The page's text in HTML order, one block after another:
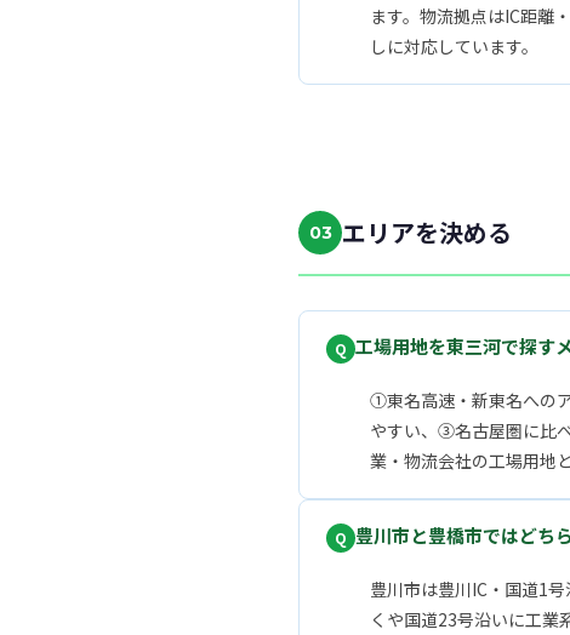
ます。物流拠点はIC距離
しに対応しています。
03 エリアを決める
工場用地を東三河で探す
①東名高速・新東名への
やすい、③名古屋圏に比
業・物流会社の工場用地
豊川市と豊橋市ではどち
豊川市は豊川IC・国道1
くや国道23号沿いに工業